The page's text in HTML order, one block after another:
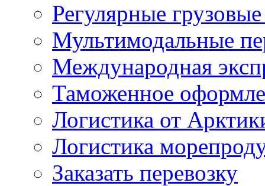
Регулярные
Мультимодальные
Международная
Таможенное
Логистика от
Логистика
Заказать перевозку